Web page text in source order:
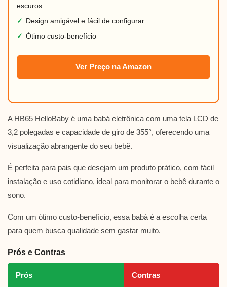
escuros
✓ Design amigável e fácil de configurar
✓ Ótimo custo-benefício
Ver Preço na Amazon
A HB65 HelloBaby é uma babá eletrônica com uma tela LCD de
3,2 polegadas e capacidade de giro de 355°, oferecendo uma
visualização abrangente do seu bebê.
É perfeita para pais que desejam um produto prático, com fácil
instalação e uso cotidiano, ideal para monitorar o bebê durante o
sono.
Com um ótimo custo-benefício, essa babá é a escolha certa
para quem busca qualidade sem gastar muito.
Prós e Contras
Prós Contras